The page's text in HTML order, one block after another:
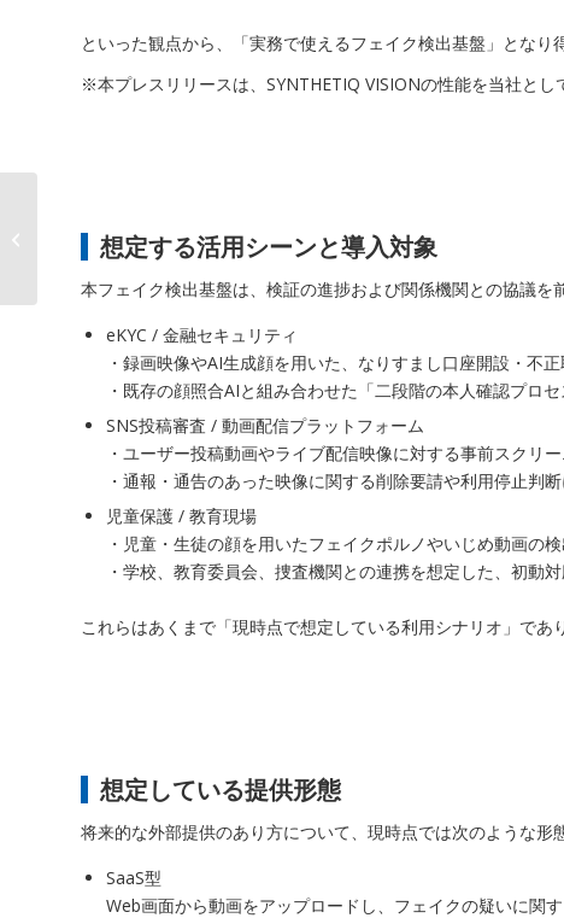
といった観点から、「実務で使えるフェイク検出基盤」となり
※本プレスリリースは、SYNTHETIQ VISIONの性能を当社と
想定する活用シーンと導入対象
本フェイク検出基盤は、検証の進捗および関係機関との協議を
eKYC / 金融セキュリティ
・録画映像やAI生成顔を用いた、なりすまし口座開設・不
・既存の顔照合AIと組み合わせた「二段階の本人確認プロ
SNS投稿審査 / 動画配信プラットフォーム
・ユーザー投稿動画やライブ配信映像に対する事前スクリ
・通報・通告のあった映像に関する削除要請や利用停止判
児童保護 / 教育現場
・児童・生徒の顔を用いたフェイクポルノやいじめ動画の
・学校、教育委員会、捜査機関との連携を想定した、初動
これらはあくまで「現時点で想定している利用シナリオ」で
想定している提供形態
将来的な外部提供のあり方について、現時点では次のような形
SaaS型
Web画面から動画をアップロードし、フェイクの疑いに関
る新戦力、AIデータ社が...